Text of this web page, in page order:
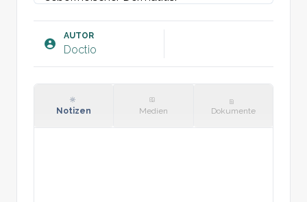
AUTOR
Doctio
Notizen Medien Dokumente